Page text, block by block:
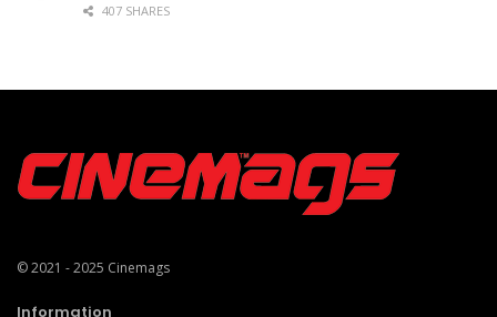
407 SHARES
© 2021 - 2025 Cinemags
Information